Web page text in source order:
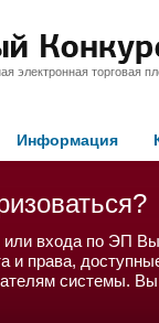
электронная торговая
Информация
или входа по ЭП
и права,
системы.